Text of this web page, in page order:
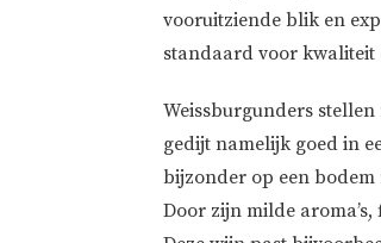
vooruitziende blik en
standaard voor kwaliteit
Weissburgunders
gedijt namelijk goed in
bijzonder op een bodem
Door zijn milde